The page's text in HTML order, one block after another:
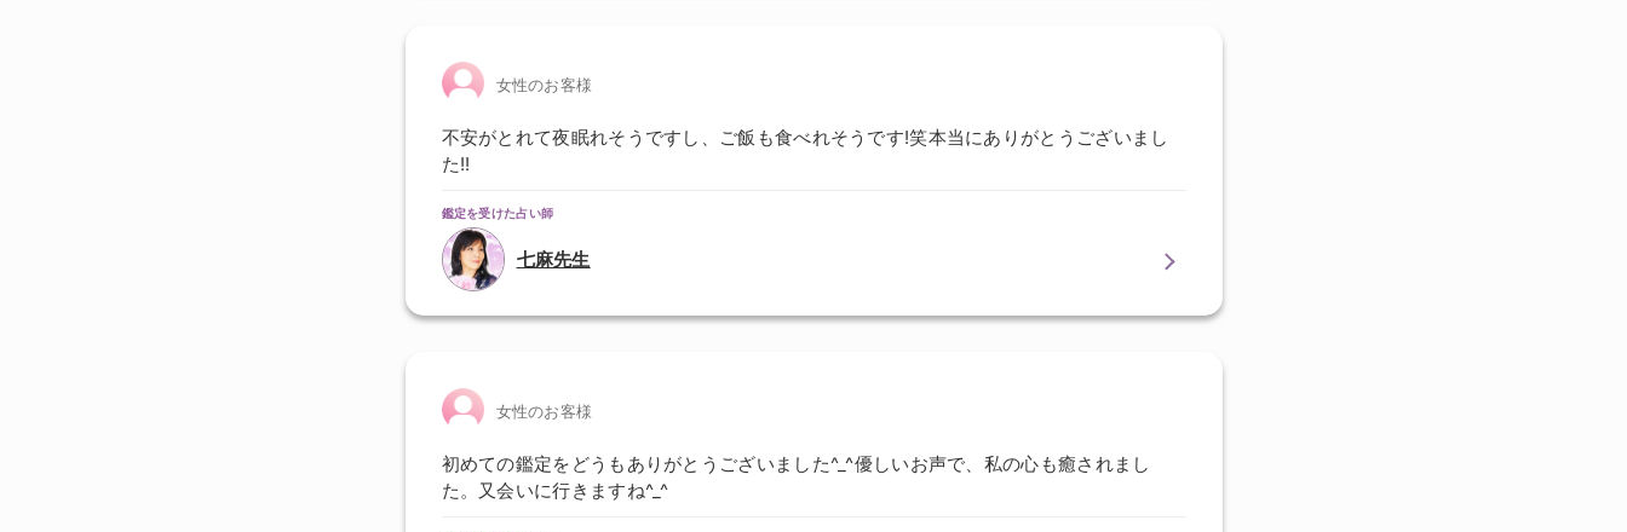
女性のお客様
不安がとれて夜眠れそうですし、ご飯も食べれそうです!笑本当にありがとうございまし
た!!
鑑定を受けた占い師
七麻先生
女性のお客様
初めての鑑定をどうもありがとうございました^_^優しいお声で、私の心も癒されまし
た。又会いに行きますね^_^